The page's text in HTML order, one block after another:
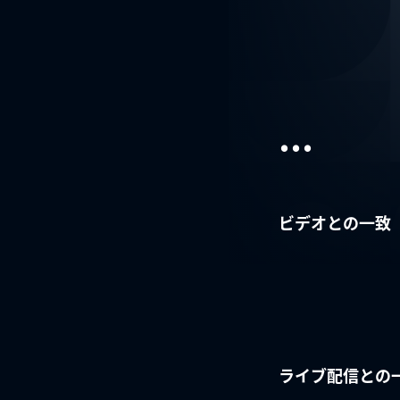
...
ビデオとの一致
ライブ配信との